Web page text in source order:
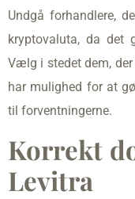
Undgå forhandlere,
kryptovaluta, da det
Vælg i stedet dem,
har mulighed for at
til forventningerne.
Korrekt
Levitra